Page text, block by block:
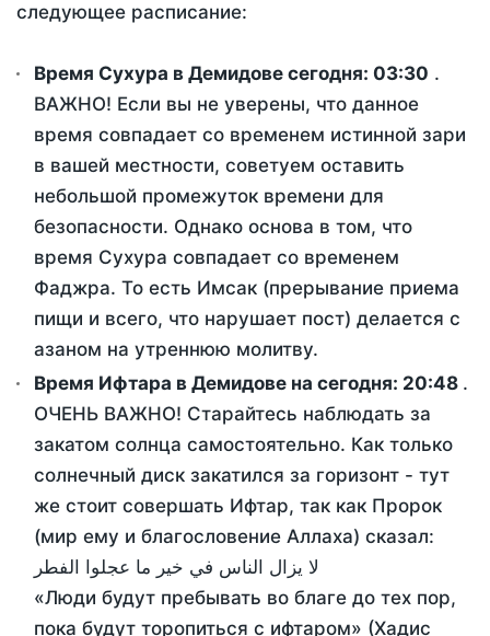
следующее расписание:
Время Сухура в Демидове сегодня: 03:30 .
ВАЖНО! Если вы не уверены, что данное
время совпадает со временем истинной зари
в вашей местности, советуем оставить
небольшой промежуток времени для
безопасности. Однако основа в том, что
время Сухура совпадает со временем
Фаджра. То есть Имсак (прерывание приема
пищи и всего, что нарушает пост) делается с
азаном на утреннюю молитву.
Время Ифтара в Демидове на сегодня: 20:48 .
ОЧЕНЬ ВАЖНО! Старайтесь наблюдать за
закатом солнца самостоятельно. Как только
солнечный диск закатился за горизонт - тут
же стоит совершать Ифтар, так как Пророк
(мир ему и благословение Аллаха) сказал:
لا يزال الناس في خير ما عجلوا الفطر
«Люди будут пребывать во благе до тех пор,
пока будут торопиться с ифтаром» (Хадис